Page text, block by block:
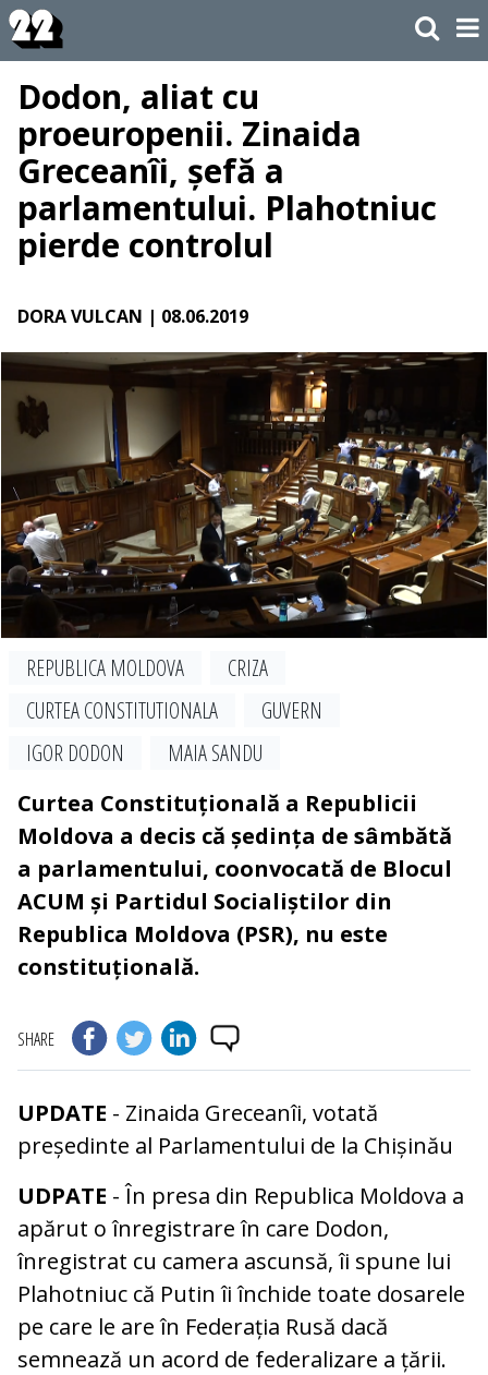
Dodon, aliat cu
proeuropenii. Zinaida
Greceanîi, șefă a
parlamentului. Plahotniuc
pierde controlul
DORA VULCAN | 08.06.2019
REPUBLICA MOLDOVA
CRIZA
CURTEA CONSTITUTIONALA
GUVERN
IGOR DODON
MAIA SANDU
Curtea Constituțională a Republicii
Moldova a decis că ședința de sâmbătă
a parlamentului, coonvocată de Blocul
ACUM și Partidul Socialiștilor din
Republica Moldova (PSR), nu este
constituțională.
SHARE
UPDATE - Zinaida Greceanîi, votată
președinte al Parlamentului de la Chișinău
UDPATE - În presa din Republica Moldova a
apărut o înregistrare în care Dodon,
înregistrat cu camera ascunsă, îi spune lui
Plahotniuc că Putin îi închide toate dosarele
pe care le are în Federația Rusă dacă
semnează un acord de federalizare a țării.